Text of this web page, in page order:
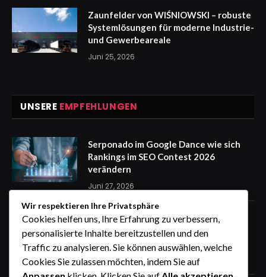
Zaunfelder von WIŚNIOWSKI – robuste
Systemlösungen für moderne Industrie-
und Gewerbeareale
Juni 25, 2026
UNSERE EMPFEHLUNGEN
Serponado im Google Dance wie sich
Rankings im SEO Contest 2026
verändern
Juni 27, 2026
Zaunfelder von WIŚNIOWSKI –
professionelle Lösungen für sichere
Unternehmensgelände
Juni 25, 2026
Wir respektieren Ihre Privatsphäre
Cookies helfen uns, Ihre Erfahrung zu verbessern,
personalisierte Inhalte bereitzustellen und den
Traffic zu analysieren. Sie können auswählen, welche
Cookies Sie zulassen möchten, indem Sie auf